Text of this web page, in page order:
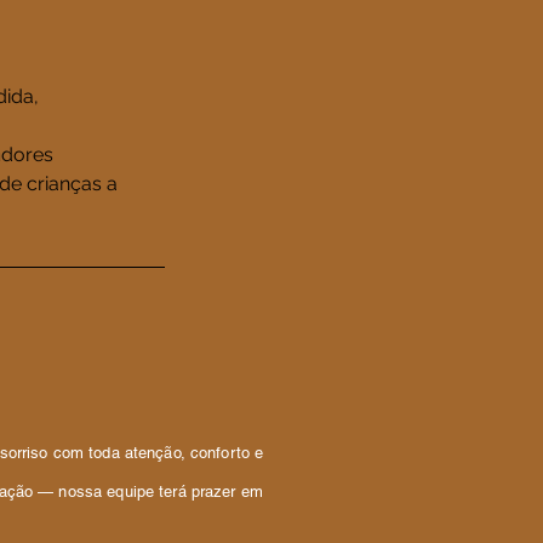
crianças a
com toda atenção, conforto e
— nossa equipe terá prazer em